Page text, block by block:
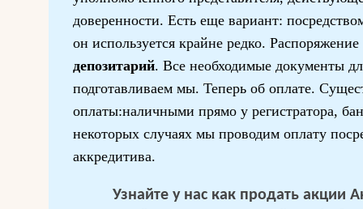
доверенности. Есть еще вариант:
он используется крайне редко. Распоряжение
депозитарий. Все необходимые документы
подготавливаем мы. Теперь об оплате.
оплаты:наличными прямо у регистратора,
некоторых случаях мы проводим оплату
аккредитива.
Узнайте у нас как продать акции